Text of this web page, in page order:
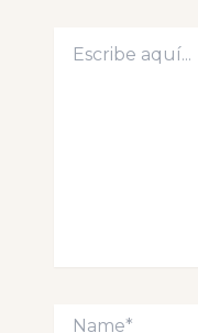
aquí...
Name*